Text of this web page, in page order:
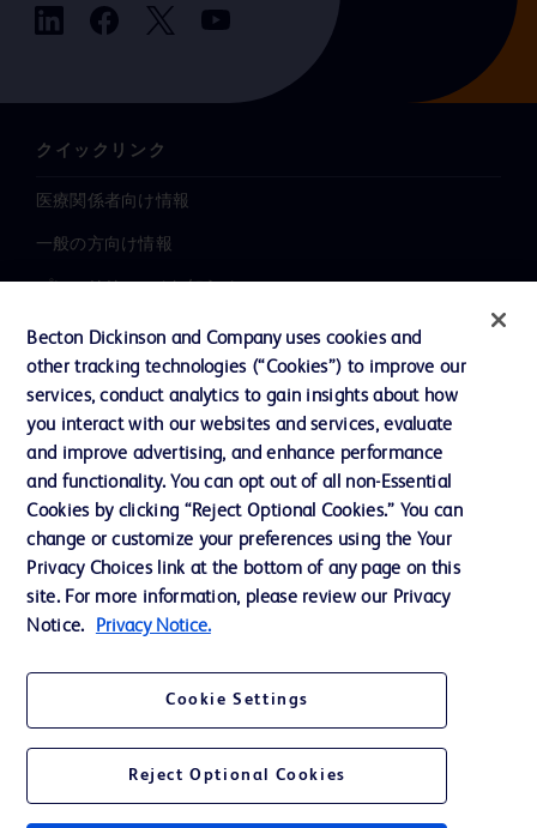
クイックリンク
医療関係者向け情報
一般の方向け情報
プレスリリース / お知らせ
インクルージョン、ダイバー
シティ ＆ エクイティ
投資家向け情報（英語）
会社案内
お問い合わせ
Cookie Preferences
プライバシーポリシー
© 2026 BD. All rights reserved. BD and the BD Logo are trademarks of
Becton Dickinson and Company uses cookies and
other tracking technologies (“Cookies”) to improve our
services, conduct analytics to gain insights about how
you interact with our websites and services, evaluate
and improve advertising, and enhance performance
and functionality. You can opt out of all non-Essential
Cookies by clicking “Reject Optional Cookies.” You can
change or customize your preferences using the Your
Privacy Choices link at the bottom of any page on this
site. For more information, please review our Privacy
Notice.
Privacy Notice.
Cookie Settings
Reject Optional Cookies